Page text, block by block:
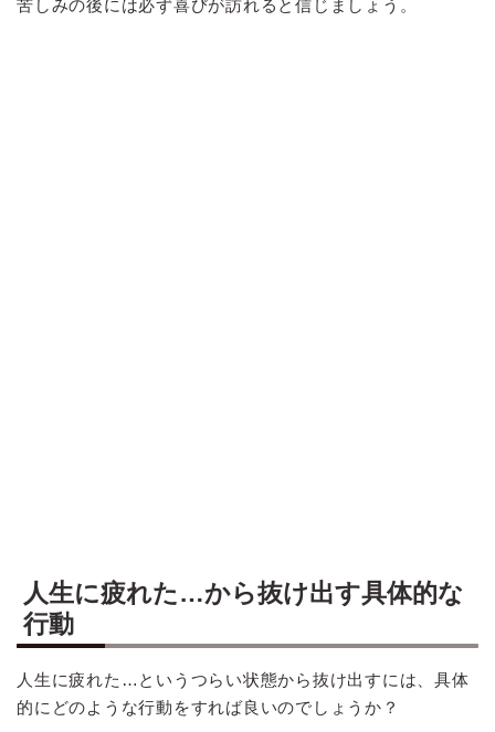
苦しみの後には必ず喜びが訪れると信じましょう。
人生に疲れた…から抜け出す具体的な
行動
人生に疲れた…というつらい状態から抜け出すには、具体
的にどのような行動をすれば良いのでしょうか？